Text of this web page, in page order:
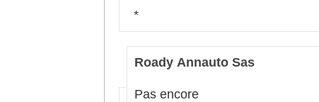
*
Roady Annauto Sas
Pas encore